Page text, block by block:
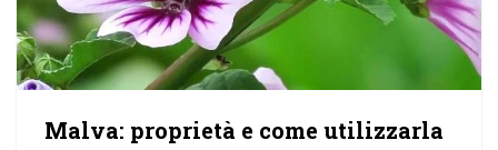
Malva: proprietà e come utilizzarla